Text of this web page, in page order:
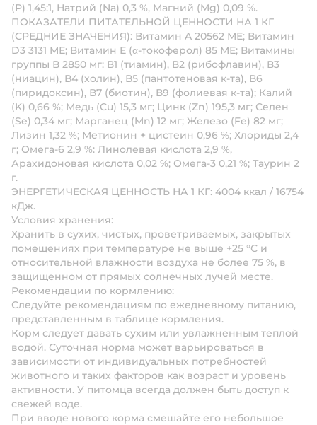
(Р) 1,45:1, Натрий (Na) 0,3 %, Магний (Mg) 0,09 %.
ПОКАЗАТЕЛИ ПИТАТЕЛЬНОЙ ЦЕННОСТИ НА 1 КГ
(СРЕДНИЕ ЗНАЧЕНИЯ): Витамин A 20562 МЕ; Витамин
D3 3131 МЕ; Витамин Е (α-токоферол) 85 МЕ; Витамины
группы В 2850 мг: В1 (тиамин), В2 (рибофлавин), В3
(ниацин), В4 (холин), В5 (пантотеновая к-та), В6
(пиридоксин), В7 (биотин), В9 (фолиевая к-та); Калий
(K) 0,66 %; Медь (Cu) 15,3 мг; Цинк (Zn) 195,3 мг; Селен
(Se) 0,34 мг; Марганец (Mn) 12 мг; Железо (Fe) 82 мг;
Лизин 1,32 %; Метионин + цистеин 0,96 %; Хлориды 2,4
г; Омега-6 2,9 %: Линолевая кислота 2,9 %,
Арахидоновая кислота 0,02 %; Омега-3 0,21 %; Таурин 2
г.
ЭНЕРГЕТИЧЕСКАЯ ЦЕННОСТЬ НА 1 КГ: 4004 ккал / 16754
кДж.
Условия хранения:
Хранить в сухих, чистых, проветриваемых, закрытых
помещениях при температуре не выше +25 °С и
относительной влажности воздуха не более 75 %, в
защищенном от прямых солнечных лучей месте.
Рекомендации по кормлению:
Следуйте рекомендациям по ежедневному питанию,
представленным в таблице кормления.
Корм следует давать сухим или увлажненным теплой
водой. Суточная норма может варьироваться в
зависимости от индивидуальных потребностей
животного и таких факторов как возраст и уровень
активности. У питомца всегда должен быть доступ к
свежей воде.
При вводе нового корма смешайте его небольшое